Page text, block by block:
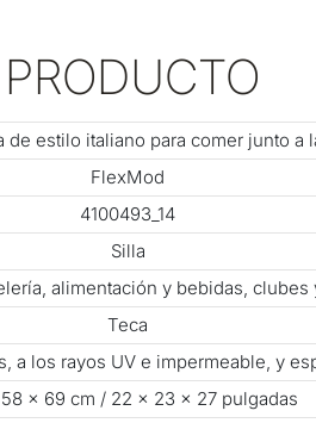
de estilo italiano para comer junto a
FlexMod
4100493_14
Silla
alimentación y bebidas,
Teca
a los rayos UV e impermeable, y
× 69 cm / 22 × 23 × 27 pulgadas